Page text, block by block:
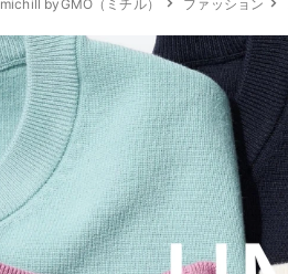
michill byGMO（ミチル） ファッション